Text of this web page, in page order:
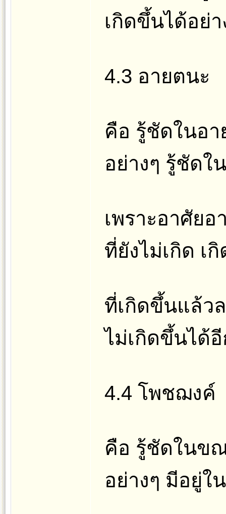
เกิดขึ้นได้อย่
4.3 อายตนะ
คือ รู้ชัดในอ
อย่างๆ รู้ชัด
เพราะอาศัย
ที่ยังไม่เกิด เ
ที่เกิดขึ้นแล้ว
ไม่เกิดขึ้นได้
4.4 โพชฌงค์
คือ รู้ชัดในข
อย่างๆ มีอยู่ใ